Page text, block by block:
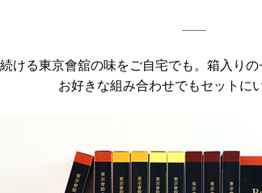
ける東京會舘の味をご自宅でも。箱入り
お好きな組み合わせでもセットに